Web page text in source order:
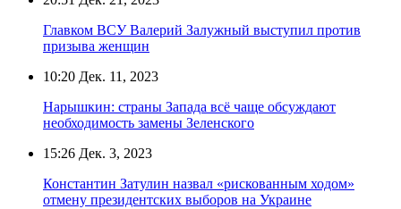
Главком ВСУ Валерий Залужный выступил против
призыва женщин
10:20 Дек. 11, 2023
Нарышкин: страны Запада всё чаще обсуждают
необходимость замены Зеленского
15:26 Дек. 3, 2023
Константин Затулин назвал «рискованным ходом»
отмену президентских выборов на Украине